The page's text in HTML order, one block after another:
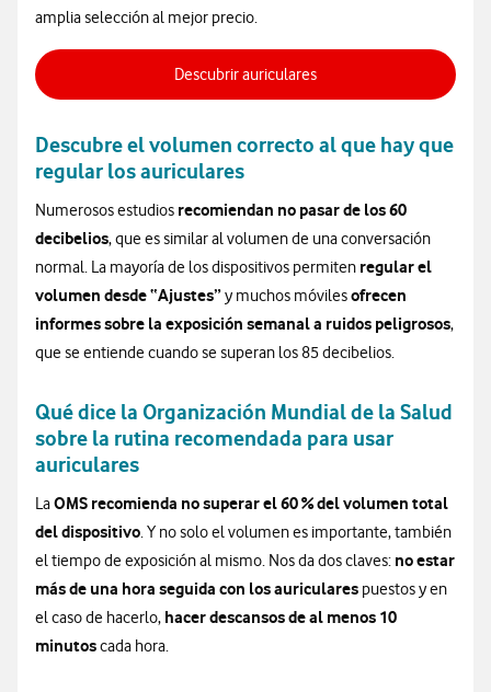
amplia selección al mejor precio.
Descubrir auriculares
Descubre el volumen correcto al que hay que
regular los auriculares
Numerosos estudios recomiendan no pasar de los 60
decibelios, que es similar al volumen de una conversación
normal. La mayoría de los dispositivos permiten regular el
volumen desde “Ajustes”y muchos móvilesofrecen
informes sobre la exposición semanal a ruidos peligrosos,
que se entiende cuando se superan los 85 decibelios.
Qué dice la Organización Mundial de la Salud
sobre la rutina recomendada para usar
auriculares
LaOMS recomienda no superar el 60 % del volumen total
del dispositivo. Y no solo el volumen es importante, también
el tiempo de exposición al mismo. Nos da dos claves: no estar
más de una hora seguida con los auriculares puestos y en
el caso de hacerlo, hacer descansos de al menos 10
minutoscada hora.